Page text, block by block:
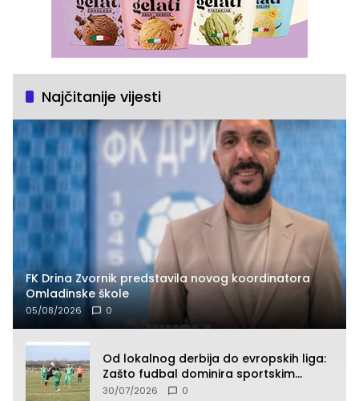
Najčitanije vijesti
FK Drina Zvornik predstavila novog koordinatora
Omladinske škole
05/08/2026 0
Od lokalnog derbija do evropskih liga:
Zašto fudbal dominira sportskim
klađenjem
30/07/2026 0